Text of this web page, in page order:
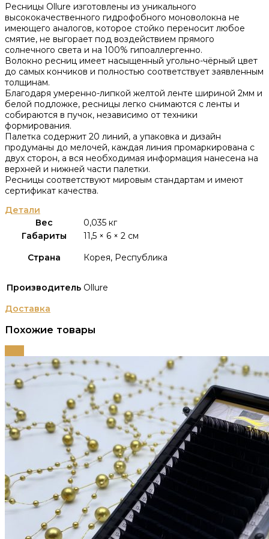
Ресницы Ollure изготовлены из уникального
высококачественного гидрофобного моноволокна не
имеющего аналогов, которое стойко переносит любое
смятие, не выгорает под воздействием прямого
солнечного света и на 100% гипоаллергенно.
Волокно ресниц имеет насыщенный угольно-чёрный цвет
до самых кончиков и полностью соответствует заявленным
толщинам.
Благодаря умеренно-липкой желтой ленте шириной 2мм и
белой подложке, ресницы легко снимаются с ленты и
собираются в пучок, независимо от техники
формирования.
Палетка содержит 20 линий, а упаковка и дизайн
продуманы до мелочей, каждая линия промаркирована с
двух сторон, а вся необходимая информация нанесена на
верхней и нижней части палетки.
Ресницы соответствуют мировым стандартам и имеют
сертификат качества.
Детали
Вес
0,035 кг
Габариты
11,5 × 6 × 2 см
Страна
Корея, Республика
Производитель Ollure
Доставка
Похожие товары